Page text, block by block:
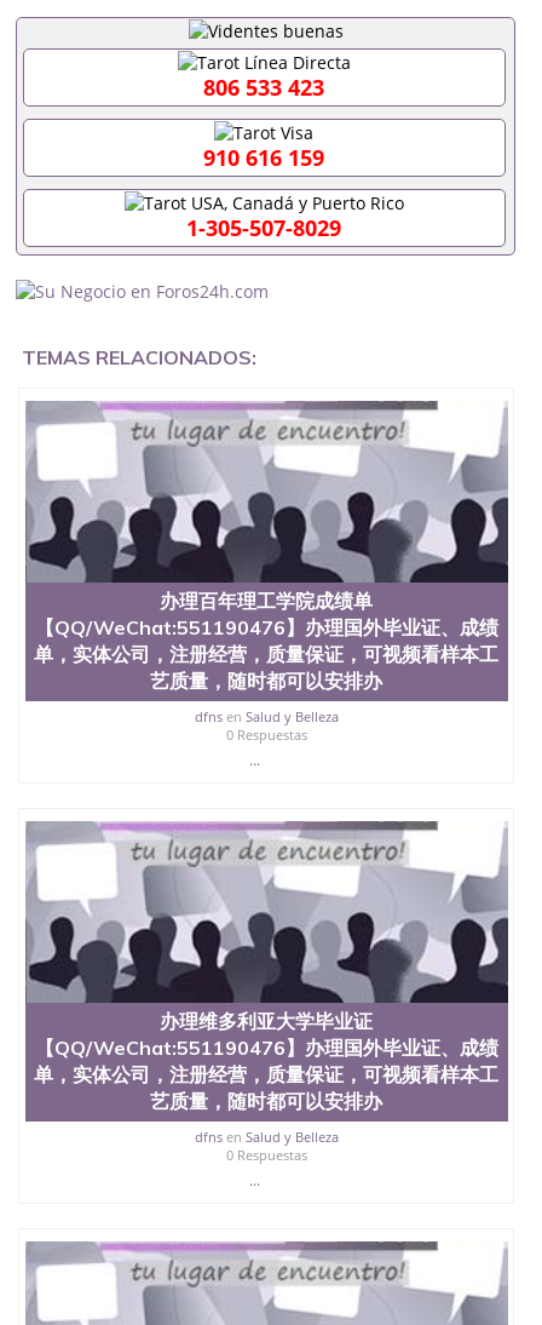
理录取通知书办理学位证书办理美国文凭办理澳洲文
凭办理英国文凭办理加拿大文凭办理德国文凭 一、快
速办理材料： 1、毕业证+成绩单+留学回国人员证明
+教育部认证,录取通知书，雅思。（全套留学回国必
备证明材料，给父母及亲朋好友一份完美交代）；
2、雅思、托福，OFFER，在读证明，学生卡等留学
相关材料（申请学校、转学，甚至是申请工签都可以
用到）。 注：上述材料，随时都可以安排办理，毕业
证成绩单，学校，专业，学位，毕业时间都可以根据
客户要求安排。 国内找工作假的毕业证可以用吗
551190476假的毕业证成绩单可以办学历认证吗
入职事业单位/国企假的毕业证会查吗551190476入职
了怎么办, 没有正常毕业怎么办理毕业证,没毕业可以
毕业551190476您是否因为递交材料不齐而被拒之门
外551190476您是否因没正常毕业而导致回国得不到
教育部认证在校挂科了不想读了,成绩不理想毕不了业
怎么办551190476找工作没有文凭怎么办,怎么办理本
科/研究生文凭551190476如何办理本科/硕士毕业证
551190476网上买文凭可靠吗551190476哪里可以买
国外文凭551190476国外本科毕业证怎么办理
551190476国外大学文凭可以打工作吗551190476怎
么办理 外假毕业证551190476哪里可以制作美国毕业
证551190476哪里可以办理澳洲毕业证551190476留
学生在哪里可以买假毕业证551190476哪里可以办理
加拿大毕业证551190476申请学校办理假的毕业证成
绩单可以吗551190476哪里可以办理水印成绩单
551190476哪里可以修改成绩单GPA分数551190476
假毕业证能查出来吗551190476假文凭网上能查到吗
551190476 如何拿到国外毕业证QQ微信551190476办
假大学毕业证QQ微信551190476国外毕业证去哪认证
外毕业证外壳定制QQ微信551190476快速代办国外毕
业证QQ微信551190476快速拿到国外文凭QQ微信
551190476国外留学文凭认证QQ微信551190476国外
文凭回国认证QQ微信551190476泰国文凭办理QQ微
信551190476法国留学回国证明QQ微信551190476 国
外烫金照片QQ微信551190476外国文凭在中国有用吗
QQ微信551190476德国留学回国证明QQ微信
551190476爱尔兰留学回国证明QQ微信551190476国
外硕士文凭办理QQ微信551190476 网上买文凭可靠
吗QQ微信551190476买国外文凭质量QQ微信
551190476国外本科毕业证怎么办理QQ微信
551190476国外大学文凭真制作QQ微信551190476办
国外文凭可找工作QQ微信551190476国外大学有毕业
证QQ微信551190476办理国外毕业证价格QQ微信
551190476国外编号查询QQ微信551190476办理国外
文凭要交定金吗QQ微信551190476办国外可查文凭
QQ微信551190476网上购买真文凭可信吗QQ微信
证QQ微信551190476海外文凭认证办理QQ微信
551190476 圣何塞州立大学（San Jose State
University, 又译为“圣荷西州立大学”）成立于1857
806 533 423
910 616 159
1-305-507-8029
TEMAS RELACIONADOS:
办理百年理工学院成绩单
【QQ/WeChat:551190476】办理国外毕业证、成绩
单，实体公司，注册经营，质量保证，可视频看样本工
艺质量，随时都可以安排办
dfnsen Salud y Belleza
0 Respuestas
...
办理维多利亚大学毕业证
【QQ/WeChat:551190476】办理国外毕业证、成绩
单，实体公司，注册经营，质量保证，可视频看样本工
艺质量，随时都可以安排办
dfnsen Salud y Belleza
0 Respuestas
...